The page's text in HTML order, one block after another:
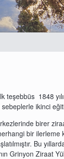
1848
ikinci
birer
bir ilerleme
Bu
Grinyon Ziraat